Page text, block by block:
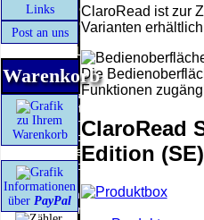
ClaroRead ist zur
Varianten
Die
Funktionen
ClaroRead
Edition (SE)
Links
Post an uns
Warenkorb
zu Ihrem
Warenkorb
Informationen
überPayPal
Mit einem Urteil vom
Haftung für Links hat das
entschieden, dass man
eines Links, die Inhalte der
mit zu verantworten hat.
dadurch verhindert werden,
ausdrücklich von diesen
Hiermit distanzieren wir uns
allen Inhalten, aller gelinkten
Homepage und machen uns
zu eigen. Diese Erklärung
Homepage angebrachten
Die Europäische
zur Online-Streitbeilegung
Plattform finden Sie unter